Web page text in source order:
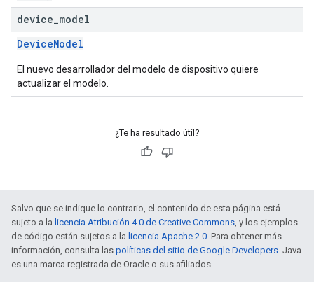
device model
DeviceModel
El nuevo desarrollador del modelo de dispositivo quiere
actualizar el modelo.
¿Te ha resultado útil?
Salvo que se indique lo contrario, el contenido de esta página está
sujeto a la licencia Atribución 4.0 de Creative Commons, y los ejemplos
de código están sujetos a la licencia Apache 2.0. Para obtener más
información, consulta las políticas del sitio de Google Developers. Java
es una marca registrada de Oracle o sus afiliados.